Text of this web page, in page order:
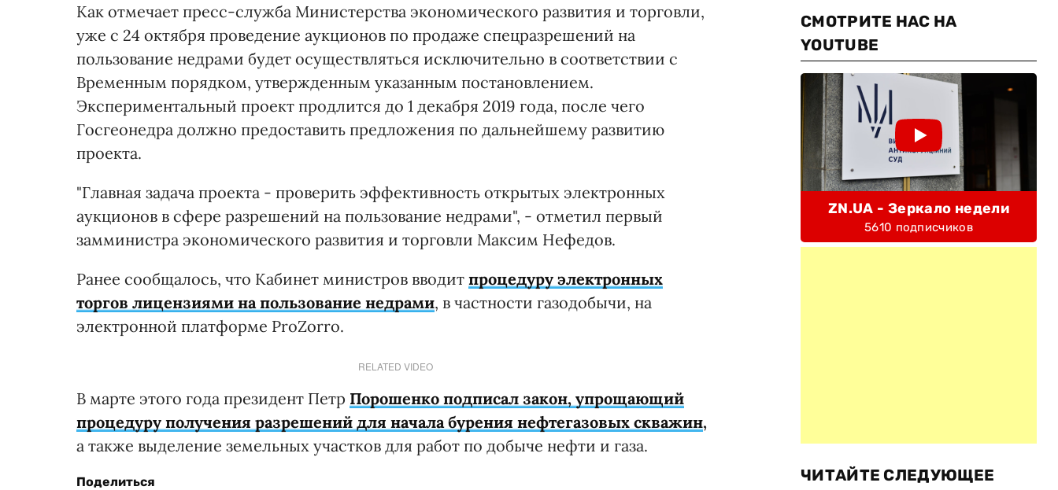
Как отмечает пресс-служба Министерства экономического развития и торговли,
уже с 24 октября проведение аукционов по продаже спецразрешений на
пользование недрами будет осуществляться исключительно в соответствии с
Временным порядком, утвержденным указанным постановлением.
Экспериментальный проект продлится до 1 декабря 2019 года, после чего
Госгеонедра должно предоставить предложения по дальнейшему развитию
проекта.
"Главная задача проекта - проверить эффективность открытых электронных
аукционов в сфере разрешений на пользование недрами", - отметил первый
замминистра экономического развития и торговли Максим Нефедов.
Ранее сообщалось, что Кабинет министров вводит процедуру электронных
торгов лицензиями на пользование недрами, в частности газодобычи, на
электронной платформе ProZorro.
RELATED VIDEO
В марте этого года президент Петр Порошенко подписал закон, упрощающий
процедуру получения разрешений для начала бурения нефтегазовых скважин,
а также выделение земельных участков для работ по добыче нефти и газа.
Поделиться
СМОТРИТЕ НАС НА
YOUTUBE
ZN.UA - Зеркало недели
5610 подписчиков
ЧИТАЙТЕ СЛЕДУЮЩЕЕ